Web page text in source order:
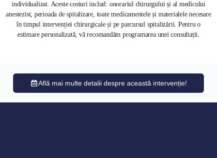
individualizat. Aceste costuri includ: onorariul chirurgului și al medicului
anestezist, perioada de spitalizare, toate medicamentele și materialele necesare
în timpul intervenției chirurgicale și pe parcursul spitalizării. Pentru o
estimare personalizată, vă recomandăm programarea unei consultații.
Află mai multe detalii despre această intervenție!